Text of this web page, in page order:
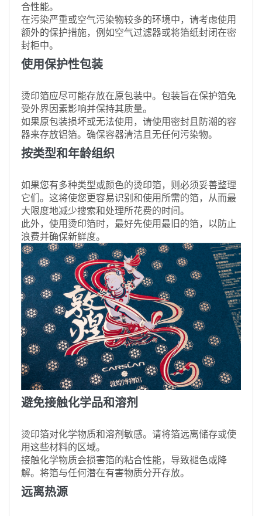
合性能。
在污染严重或空气污染物较多的环境中，请考虑使用
额外的保护措施，例如空气过滤器或将箔纸封闭在密
封柜中。
使用保护性包装
烫印箔应尽可能存放在原包装中。包装旨在保护箔免
受外界因素影响并保持其质量。
如果原包装损坏或无法使用，请使用密封且防潮的容
器来存放铝箔。确保容器清洁且无任何污染物。
按类型和年龄组织
如果您有多种类型或颜色的烫印箔，则必须妥善整理
它们。这将使您更容易识别和使用所需的箔，从而最
大限度地减少搜索和处理所花费的时间。
此外，使用烫印箔时，最好先使用最旧的箔，以防止
浪费并确保新鲜度。
避免接触化学品和溶剂
烫印箔对化学物质和溶剂敏感。请将箔远离储存或使
用这些材料的区域。
接触化学物质会损害箔的粘合性能，导致褪色或降
解。将箔与任何潜在有害物质分开存放。
远离热源